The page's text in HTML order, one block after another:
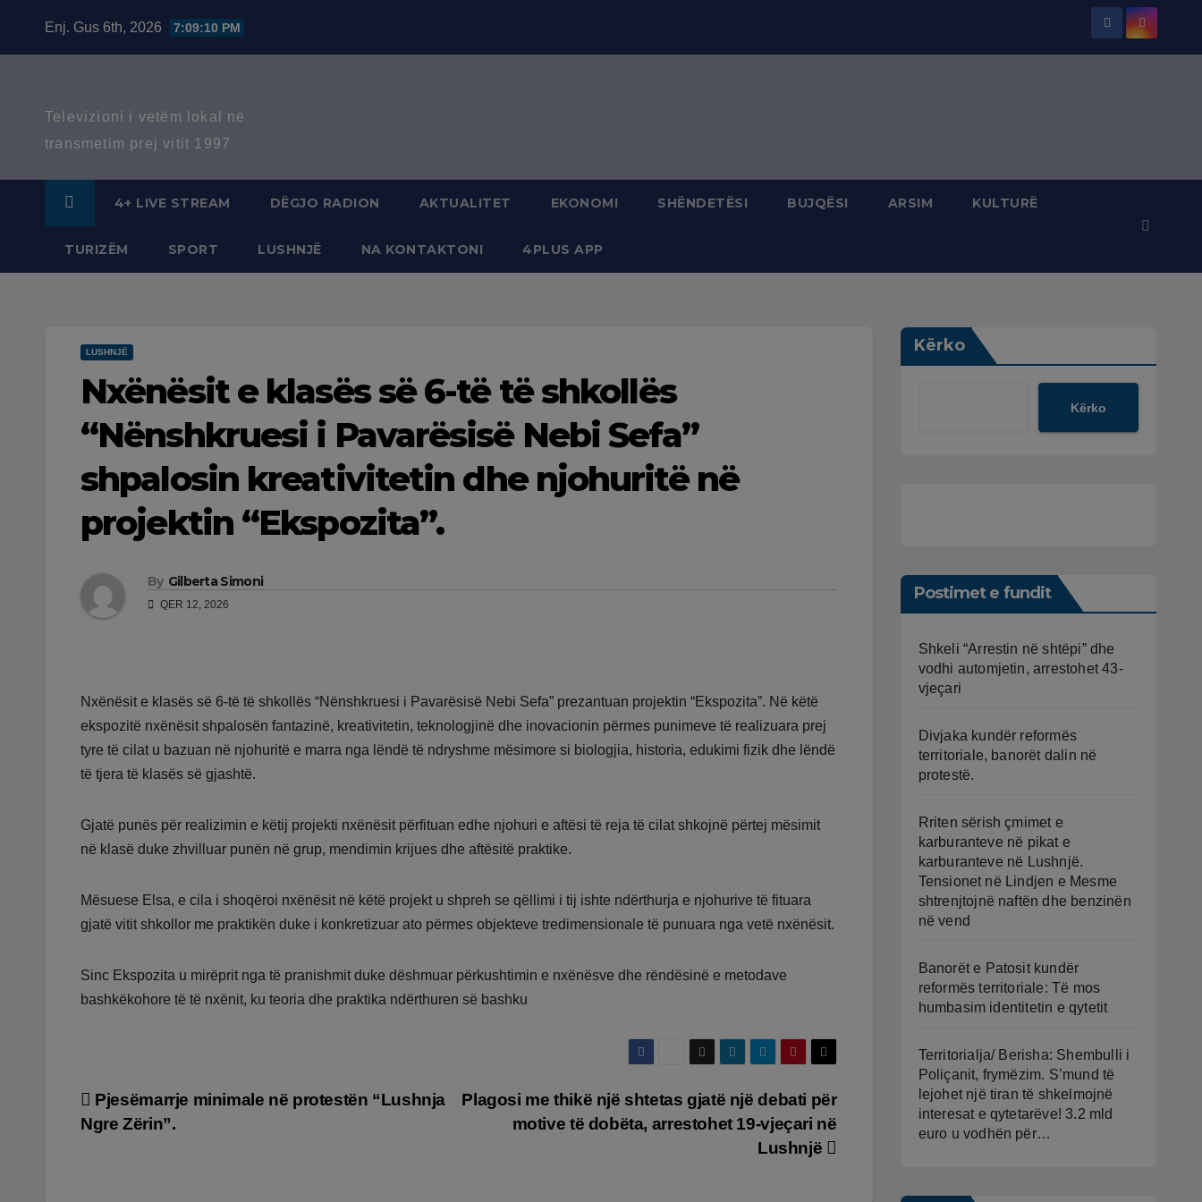
Enj. Gus 6th, 2026 7:09:11 PM
Televizioni i vetëm lokal në
transmetim prej vitit 1997
4+ LIVE STREAM DËGJO RADION AKTUALITET EKONOMI SHËNDETËSI BUJQËSI ARSIM KULTURË
TURIZËM SPORT LUSHNJË NA KONTAKTONI 4PLUS APP
LUSHNJË
Nxënësit e klasës së 6-të të shkollës
“Nënshkruesi i Pavarësisë Nebi Sefa”
shpalosin kreativitetin dhe njohuritë në
projektin “Ekspozita”.
By Gilberta Simoni
QER 12, 2026
Nxënësit e klasës së 6-të të shkollës “Nënshkruesi i Pavarësisë Nebi Sefa” prezantuan projektin “Ekspozita”. Në këtë
ekspozitë nxënësit shpalosën fantazinë, kreativitetin, teknologjinë dhe inovacionin përmes punimeve të realizuara prej
tyre të cilat u bazuan në njohuritë e marra nga lëndë të ndryshme mësimore si biologjia, historia, edukimi fizik dhe lëndë
të tjera të klasës së gjashtë.
Gjatë punës për realizimin e këtij projekti nxënësit përfituan edhe njohuri e aftësi të reja të cilat shkojnë përtej mësimit
në klasë duke zhvilluar punën në grup, mendimin krijues dhe aftësitë praktike.
Mësuese Elsa, e cila i shoqëroi nxënësit në këtë projekt u shpreh se qëllimi i tij ishte ndërthurja e njohurive të fituara
gjatë vitit shkollor me praktikën duke i konkretizuar ato përmes objekteve tredimensionale të punuara nga vetë nxënësit.
Sinc Ekspozita u mirëprit nga të pranishmit duke dëshmuar përkushtimin e nxënësve dhe rëndësinë e metodave
bashkëkohore të të nxënit, ku teoria dhe praktika ndërthuren së bashku
Lëvizje
te
Plagosi me thikë një shtetas gjatë një debati për
motive të dobëta, arrestohet 19-vjeçari në
Lushnjë
Pjesëmarrje minimale në protestën “Lushnja
Ngre Zërin”.
Kërko
Kërko
Postimet e fundit
Shkeli “Arrestin në shtëpi” dhe
vodhi automjetin, arrestohet 43-
vjeçari
Divjaka kundër reformës
territoriale, banorët dalin në
protestë.
Rriten sërish çmimet e
karburanteve në pikat e
karburanteve në Lushnjë.
Tensionet në Lindjen e Mesme
shtrenjtojnë naftën dhe benzinën
në vend
Banorët e Patosit kundër
reformës territoriale: Të mos
humbasim identitetin e qytetit
Territorialja/ Berisha: Shembulli i
Poliçanit, frymëzim. S’mund të
lejohet një tiran të shkelmojnë
interesat e qytetarëve! 3.2 mld
euro u vodhën për…